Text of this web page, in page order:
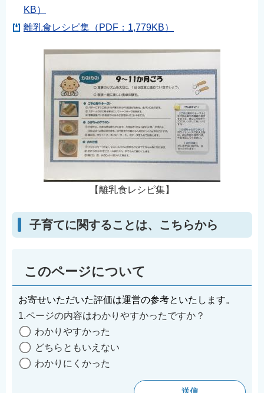
KB）
離乳食レシピ集（PDF：1,779KB）
【離乳食レシピ集】
子育てに関することは、こちらから
このページについて
お寄せいただいた評価は運営の参考といたします。
1.ページの内容はわかりやすかったですか？
わかりやすかった
どちらともいえない
わかりにくかった